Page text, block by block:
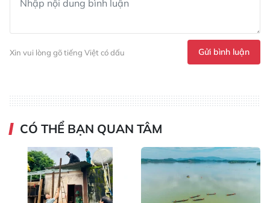
Xin vui lòng gõ tiếng Việt có dấu Gửi bình luận
CÓ THỂ BẠN QUAN TÂM